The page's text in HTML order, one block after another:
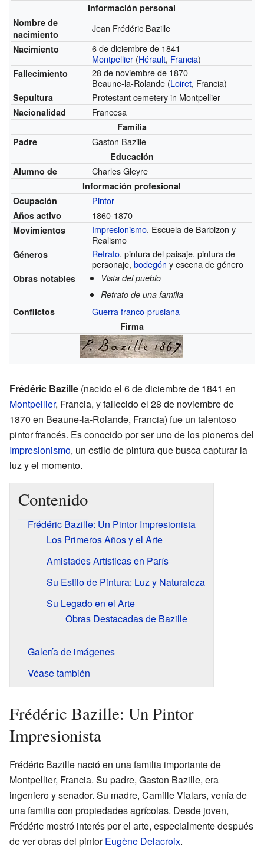
Información personal
Nombre de
nacimiento
Jean Frédéric Bazille
Nacimiento
6 de diciembre de 1841
Montpellier (Hérault, Francia)
Fallecimiento
28 de noviembre de 1870
Beaune-la-Rolande (Loiret, Francia)
Sepultura Protestant cemetery in Montpellier
Nacionalidad Francesa
Familia
Padre
Gaston Bazille
Educación
Alumno de
Charles Gleyre
Información profesional
Ocupación
Pintor
Años activo 1860-1870
Movimientos Impresionismo, Escuela de Barbizon y
Realismo
Géneros Retrato, pintura del paisaje, pintura de
personaje,bodegón y escena de género
Obras notables
Vista del pueblo
Retrato de una familia
Conflictos
Guerra franco-prusiana
Firma
Frédéric Bazille (nacido el 6 de diciembre de 1841 en
Montpellier, Francia, y fallecido el 28 de noviembre de
1870 en Beaune-la-Rolande, Francia) fue un talentoso
pintor francés. Es conocido por ser uno de los pioneros del
Impresionismo, un estilo de pintura que busca capturar la
luz y el momento.
Contenido
Frédéric Bazille: Un Pintor Impresionista
Los Primeros Años y el Arte
Amistades Artísticas en París
Su Estilo de Pintura: Luz y Naturaleza
Su Legado en el Arte
Obras Destacadas de Bazille
Galería de imágenes
Véase también
Frédéric Bazille: Un Pintor
Impresionista
Frédéric Bazille nació en una familia importante de
Montpellier, Francia. Su padre, Gaston Bazille, era
ingeniero y senador. Su madre, Camille Vialars, venía de
una familia con propiedades agrícolas. Desde joven,
Frédéric mostró interés por el arte, especialmente después
de ver obras del pintorEugène Delacroix.